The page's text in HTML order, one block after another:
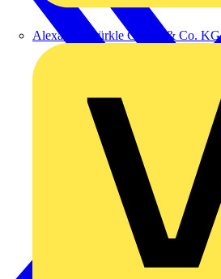
Alexander Bürkle GmbH & Co. KG